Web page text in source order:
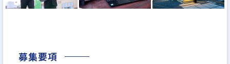
募集要項